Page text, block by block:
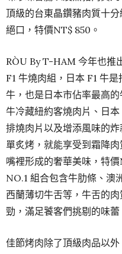
頂級的台東晶鑽豬肉質十
絕口，特價NT$ 850。
RÒU By T-HAM 今年也推
F1 牛燒肉組，日本 F1 牛
牛，也是日本市佔率最高
牛冷藏紐約客燒肉片、日
排燒肉片以及增添風味的
單炙烤，就能享受到霜降
嘴裡形成的奢華美味，特
NO.1 組合包含牛肋條、澳
西蘭薄切牛舌等，牛舌的
勁，滿足饕客們挑剔的味蕾
佳節烤肉除了頂級肉品以